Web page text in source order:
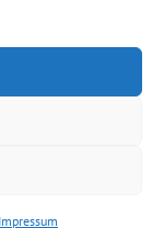
Impressum